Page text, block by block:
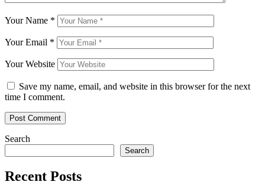
Your Name *
Your Email *
Your Website
Save my name, email, and website in this browser for the next
time I comment.
Search
Search
Recent Posts